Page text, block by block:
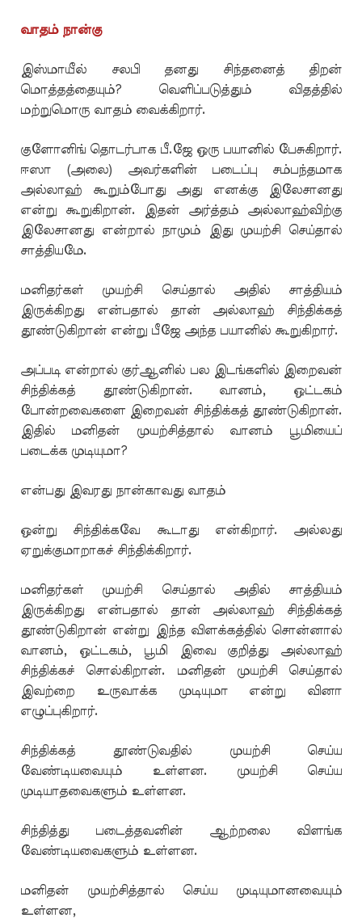
வாதம் நான்கு
இஸ்மாயீல் சலபி தனது சிந்தனைத் திறன்
மொத்தத்தையும்? வெளிப்படுத்தும் விதத்தில்
மற்றுமொரு வாதம் வைக்கிறார்.
குளோனிங் தொடர்பாக பீ.ஜே ஒரு பயானில் பேசுகிறார்.
ஈஸா (அலை) அவர்களின் படைப்பு சம்பந்தமாக
அல்லாஹ் கூறும்போது அது எனக்கு இலேசானது
என்று கூறுகிறான். இதன் அர்த்தம் அல்லாஹ்விற்கு
இலேசானது என்றால் நாமும் இது முயற்சி செய்தால்
சாத்தியமே.
மனிதர்கள் முயற்சி செய்தால் அதில் சாத்தியம்
இருக்கிறது என்பதால் தான் அல்லாஹ் சிந்திக்கத்
தூண்டுகிறான் என்று பீஜே அந்த பயானில் கூறுகிறார்.
அப்படி என்றால் குர்ஆனில் பல இடங்களில் இறைவன்
சிந்திக்கத் தூண்டுகிறான். வானம், ஒட்டகம்
போன்றவைகளை இறைவன் சிந்திக்கத் தூண்டுகிறான்.
இதில் மனிதன் முயற்சித்தால் வானம் பூமியைப்
படைக்க முடியுமா?
என்பது இவரது நான்காவது வாதம்
ஒன்று சிந்திக்கவே கூடாது என்கிறார். அல்லது
ஏறுக்குமாறாகச் சிந்திக்கிறார்.
மனிதர்கள் முயற்சி செய்தால் அதில் சாத்தியம்
இருக்கிறது என்பதால் தான் அல்லாஹ் சிந்திக்கத்
தூண்டுகிறான் என்று இந்த விளக்கத்தில் சொன்னால்
வானம், ஒட்டகம், பூமி இவை குறித்து அல்லாஹ்
சிந்திக்கச் சொல்கிறான். மனிதன் முயற்சி செய்தால்
இவற்றை உருவாக்க முடியுமா என்று வினா
எழுப்புகிறார்.
சிந்திக்கத் தூண்டுவதில் முயற்சி செய்ய
வேண்டியவையும் உள்ளன. முயற்சி செய்ய
முடியாதவைகளும் உள்ளன.
சிந்தித்து படைத்தவனின் ஆற்றலை விளங்க
வேண்டியவைகளும் உள்ளன.
மனிதன் முயற்சித்தால் செய்ய முடியுமானவையும்
உள்ளன,